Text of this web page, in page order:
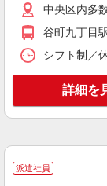
キー
中央区内多
谷町九丁目
シフト制／
詳細を
派遣社員